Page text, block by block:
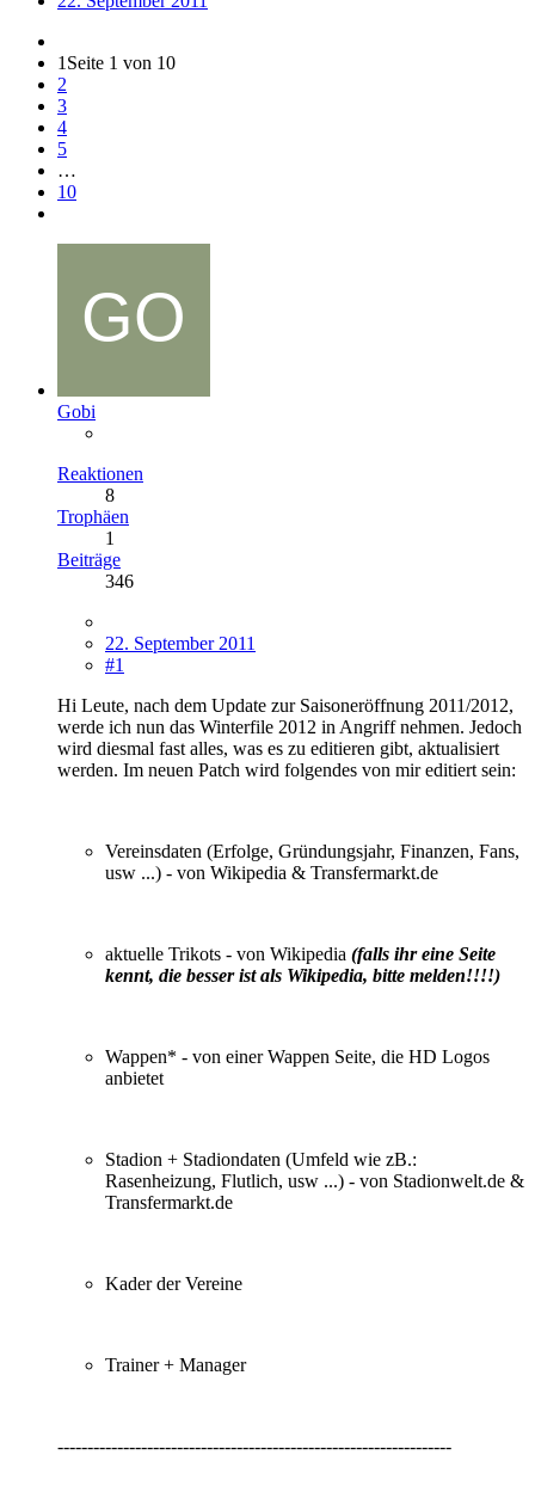
1 Seite 1 von 10
2
3
4
5
…
10
Gobi
Reaktionen
8
Trophäen
1
Beiträge
346
22. September 2011
#1
Hi Leute, nach dem Update zur Saisoneröffnung 2011/2012,
werde ich nun das Winterfile 2012 in Angriff nehmen. Jedoch
wird diesmal fast alles, was es zu editieren gibt, aktualisiert
werden. Im neuen Patch wird folgendes von mir editiert sein:
Vereinsdaten (Erfolge, Gründungsjahr, Finanzen, Fans,
usw ...) - von Wikipedia & Transfermarkt.de
aktuelle Trikots - von Wikipedia (falls ihr eine Seite
kennt, die besser ist als Wikipedia, bitte melden!!!!)
Wappen* - von einer Wappen Seite, die HD Logos
anbietet
Stadion + Stadiondaten (Umfeld wie zB.:
Rasenheizung, Flutlich, usw ...) - von Stadionwelt.de &
Transfermarkt.de
Kader der Vereine
Trainer + Manager
------------------------------------------------------------------